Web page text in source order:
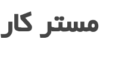
مستر كار